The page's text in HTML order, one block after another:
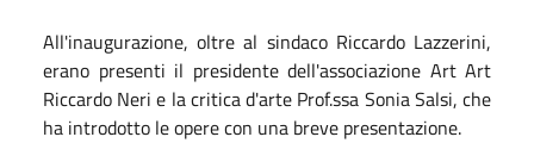
All'inaugurazione, oltre al sindaco Riccardo Lazzerini,
erano presenti il presidente dell'associazione Art Art
Riccardo Neri e la critica d'arte Prof.ssa Sonia Salsi, che
ha introdotto le opere con una breve presentazione.